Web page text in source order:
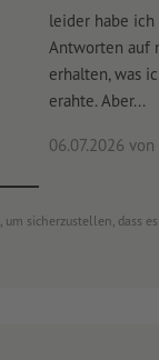
leider habe
Antworten auf
erhalten, was
erahte. Aber...
06.07.2026 von
sicherzustellen, dass